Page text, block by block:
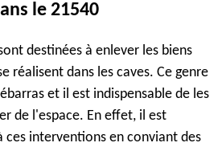
le 21540
destinées à enlever les biens
réalisent dans les caves. Ce genre
et il est indispensable de les
de l'espace. En effet, il est
ces interventions en conviant des